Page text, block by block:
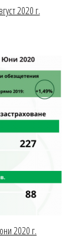
2020 г.
2020 г.